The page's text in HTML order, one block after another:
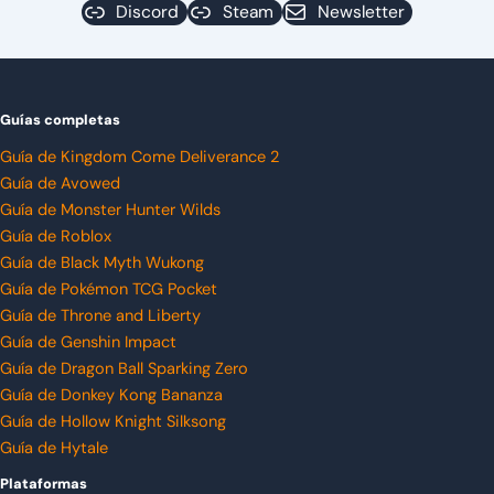
Discord
Steam Newsletter
Guías completas
Guía de Kingdom Come Deliverance 2
Guía de Avowed
Guía de Monster Hunter Wilds
Guía de Roblox
Guía de Black Myth Wukong
Guía de Pokémon TCG Pocket
Guía de Throne and Liberty
Guía de Genshin Impact
Guía de Dragon Ball Sparking Zero
Guía de Donkey Kong Bananza
Guía de Hollow Knight Silksong
Guía de Hytale
Plataformas